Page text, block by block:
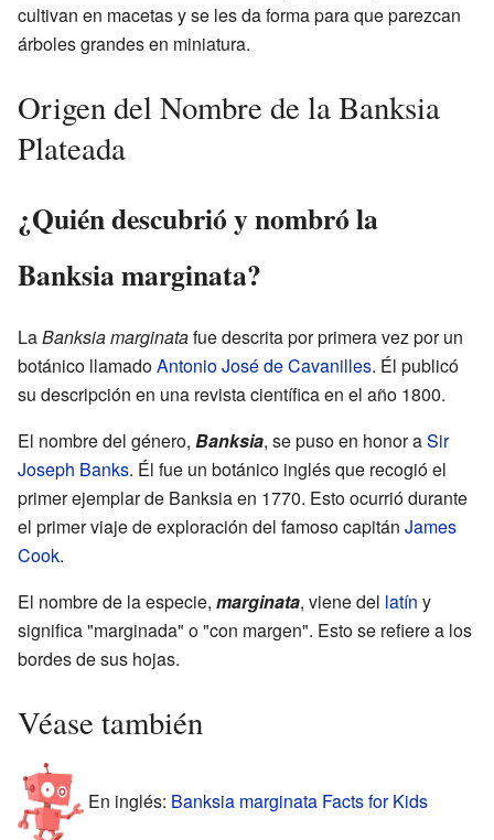
cultivan en macetas y se les da forma para que parezcan
árboles grandes en miniatura.
Origen del Nombre de la Banksia
Plateada
¿Quién descubrió y nombró la
Banksia marginata?
LaBanksia marginatafue descrita por primera vez por un
botánico llamadoAntonio José de Cavanilles. Él publicó
su descripción en una revista científica en el año 1800.
El nombre del género, Banksia, se puso en honor aSir
Joseph Banks. Él fue un botánico inglés que recogió el
primer ejemplar de Banksia en 1770. Esto ocurrió durante
el primer viaje de exploración del famoso capitán James
Cook.
El nombre de la especie, marginata, viene del latín y
significa "marginada" o "con margen". Esto se refiere a los
bordes de sus hojas.
Véase también
En inglés: Banksia marginata Facts for Kids